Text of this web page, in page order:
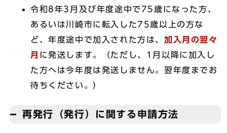
令和8年3月及び年度途中で75歳になった方、
あるいは川崎市に転入した75歳以上の方な
ど、年度途中で加入された方は、加入月の翌々
月 に発送します。（ただし、1月以降に加入し
た方へは今年度は発送しません。翌年度までお
待ちください。）
再発行（発行）に関する申請方法